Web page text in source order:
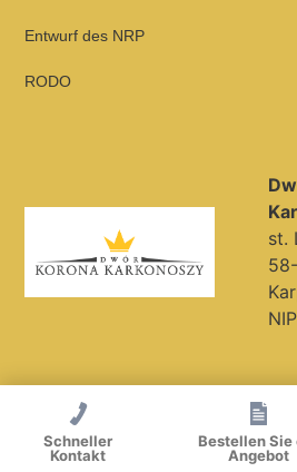
Entwurf des NRP
RODO
st.
de_DE!!
Schneller
Kontakt
Bestellen Sie
Angebot